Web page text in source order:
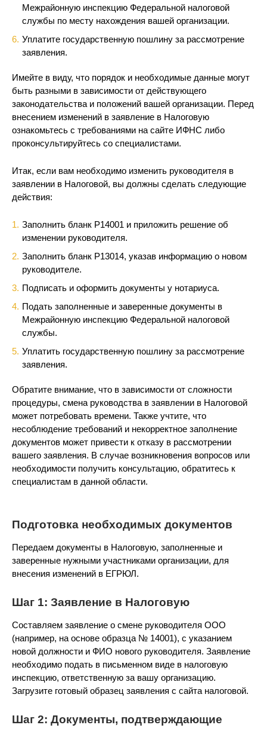
Межрайонную инспекцию Федеральной налоговой
службы по месту нахождения вашей организации.
Уплатите государственную пошлину за рассмотрение
заявления.
Имейте в виду, что порядок и необходимые данные могут
быть разными в зависимости от действующего
законодательства и положений вашей организации. Перед
внесением изменений в заявление в Налоговую
ознакомьтесь с требованиями на сайте ИФНС либо
проконсультируйтесь со специалистами.
Итак, если вам необходимо изменить руководителя в
заявлении в Налоговой, вы должны сделать следующие
действия:
Заполнить бланк Р14001 и приложить решение об
изменении руководителя.
Заполнить бланк Р13014, указав информацию о новом
руководителе.
Подписать и оформить документы у нотариуса.
Подать заполненные и заверенные документы в
Межрайонную инспекцию Федеральной налоговой
службы.
Уплатить государственную пошлину за рассмотрение
заявления.
Обратите внимание, что в зависимости от сложности
процедуры, смена руководства в заявлении в Налоговой
может потребовать времени. Также учтите, что
несоблюдение требований и некорректное заполнение
документов может привести к отказу в рассмотрении
вашего заявления. В случае возникновения вопросов или
необходимости получить консультацию, обратитесь к
специалистам в данной области.
Подготовка необходимых документов
Передаем документы в Налоговую, заполненные и
заверенные нужными участниками организации, для
внесения изменений в ЕГРЮЛ.
Шаг 1: Заявление в Налоговую
Составляем заявление о смене руководителя ООО
(например, на основе образца № 14001), с указанием
новой должности и ФИО нового руководителя. Заявление
необходимо подать в письменном виде в налоговую
инспекцию, ответственную за вашу организацию.
Загрузите готовый образец заявления с сайта налоговой.
Шаг 2: Документы, подтверждающие